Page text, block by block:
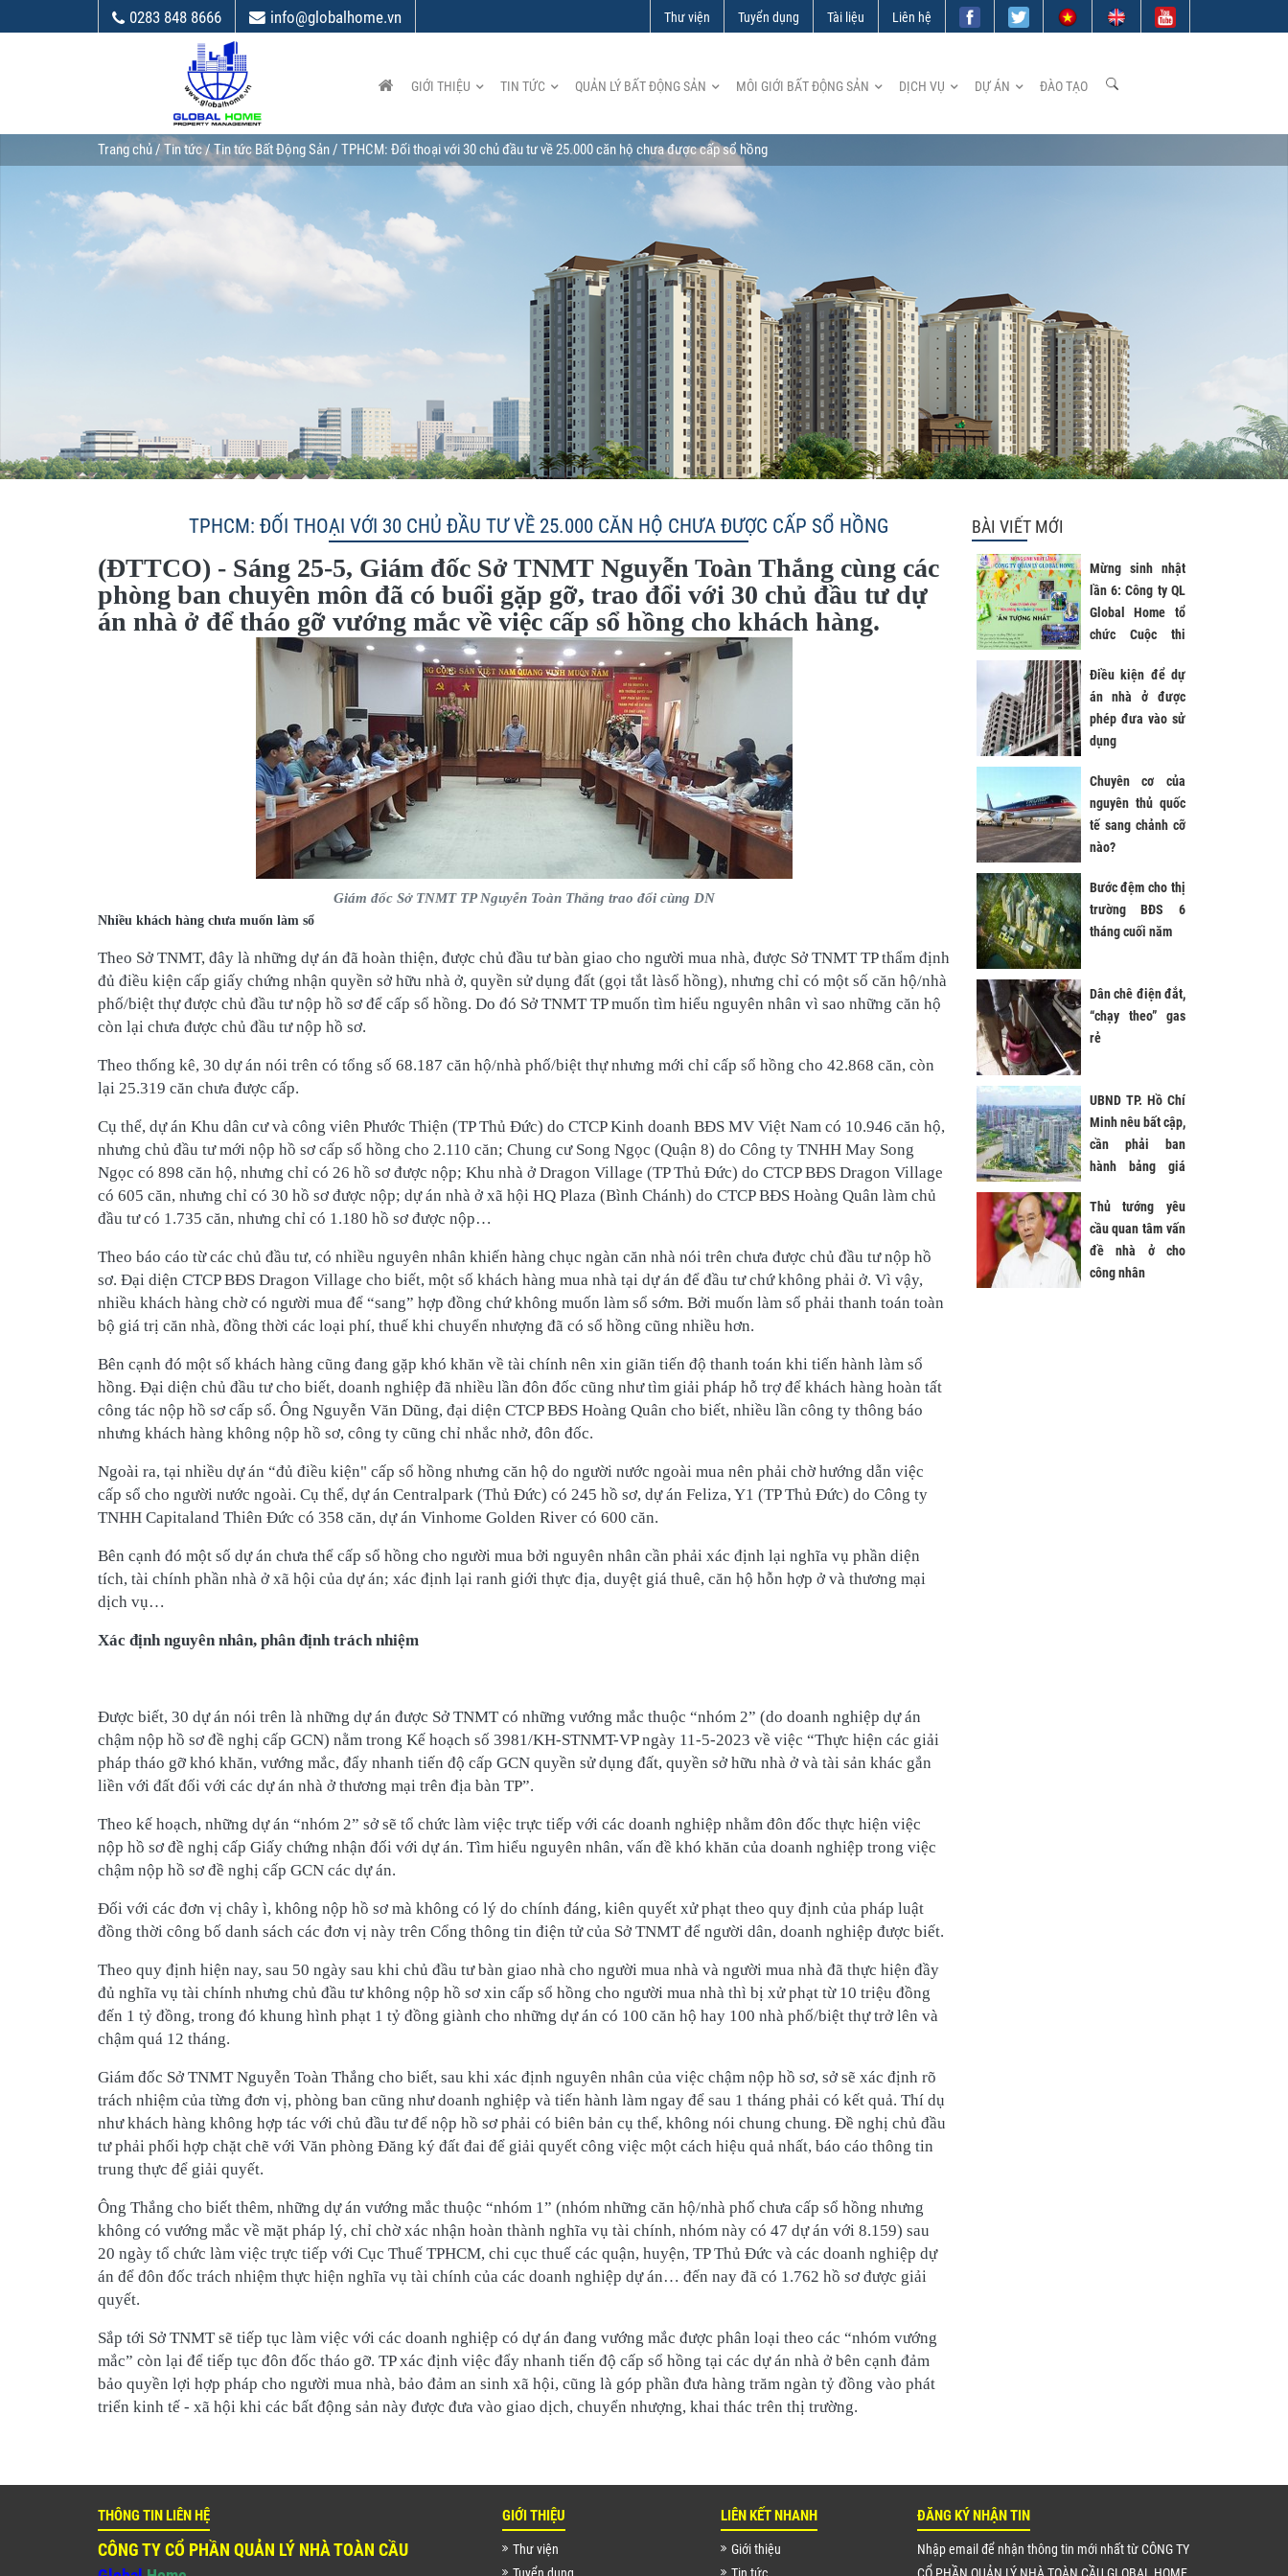
0283 848 8666 info@globalhome.vn Thư viện Tuyển dụng Tài liệu Liên hệ
GIỚI THIỆU TIN TỨC QUẢN LÝ BẤT ĐỘNG SẢN MÔI GIỚI BẤT ĐỘNG SẢN DỊCH VỤ DỰ ÁN ĐÀO TẠO
Trang chủ/ Tin tức/Tin tức Bất Động Sản/ TPHCM: Đối thoại với 30 chủ đầu tư về 25.000 căn hộ chưa được cấp sổ hồng
TPHCM: ĐỐI THOẠI VỚI 30 CHỦ ĐẦU TƯ VỀ 25.000 CĂN HỘ CHƯA ĐƯỢC CẤP SỔ HỒNG
(ĐTTCO) - Sáng 25-5, Giám đốc Sở TNMT Nguyễn Toàn Thắng cùng các
phòng ban chuyên môn đã có buổi gặp gỡ, trao đổi với 30 chủ đầu tư dự
án nhà ở để tháo gỡ vướng mắc về việc cấp sổ hồng cho khách hàng.
Giám đốc Sở TNMT TP Nguyễn Toàn Thắng trao đổi cùng DN
Nhiều khách hàng chưa muốn làm sổ
Theo Sở TNMT, đây là những dự án đã hoàn thiện, được chủ đầu tư bàn giao cho người mua nhà, được Sở TNMT TP thẩm định
đủ điều kiện cấp giấy chứng nhận quyền sở hữu nhà ở, quyền sử dụng đất (gọi tắt làsổ hồng), nhưng chỉ có một số căn hộ/nhà
phố/biệt thự được chủ đầu tư nộp hồ sơ để cấp sổ hồng. Do đó Sở TNMT TP muốn tìm hiểu nguyên nhân vì sao những căn hộ
còn lại chưa được chủ đầu tư nộp hồ sơ.
Theo thống kê, 30 dự án nói trên có tổng số 68.187 căn hộ/nhà phố/biệt thự nhưng mới chỉ cấp sổ hồng cho 42.868 căn, còn
lại 25.319 căn chưa được cấp.
Cụ thể, dự án Khu dân cư và công viên Phước Thiện (TP Thủ Đức) do CTCP Kinh doanh BĐS MV Việt Nam có 10.946 căn hộ,
nhưng chủ đầu tư mới nộp hồ sơ cấp sổ hồng cho 2.110 căn; Chung cư Song Ngọc (Quận 8) do Công ty TNHH May Song
Ngọc có 898 căn hộ, nhưng chỉ có 26 hồ sơ được nộp; Khu nhà ở Dragon Village (TP Thủ Đức) do CTCP BĐS Dragon Village
có 605 căn, nhưng chỉ có 30 hồ sơ được nộp; dự án nhà ở xã hội HQ Plaza (Bình Chánh) do CTCP BĐS Hoàng Quân làm chủ
đầu tư có 1.735 căn, nhưng chỉ có 1.180 hồ sơ được nộp…
Theo báo cáo từ các chủ đầu tư, có nhiều nguyên nhân khiến hàng chục ngàn căn nhà nói trên chưa được chủ đầu tư nộp hồ
sơ. Đại diện CTCP BĐS Dragon Village cho biết, một số khách hàng mua nhà tại dự án để đầu tư chứ không phải ở. Vì vậy,
nhiều khách hàng chờ có người mua để “sang” hợp đồng chứ không muốn làm sổ sớm. Bởi muốn làm sổ phải thanh toán toàn
bộ giá trị căn nhà, đồng thời các loại phí, thuế khi chuyển nhượng đã có sổ hồng cũng nhiều hơn.
Bên cạnh đó một số khách hàng cũng đang gặp khó khăn về tài chính nên xin giãn tiến độ thanh toán khi tiến hành làm sổ
hồng. Đại diện chủ đầu tư cho biết, doanh nghiệp đã nhiều lần đôn đốc cũng như tìm giải pháp hỗ trợ để khách hàng hoàn tất
công tác nộp hồ sơ cấp sổ. Ông Nguyễn Văn Dũng, đại diện CTCP BĐS Hoàng Quân cho biết, nhiều lần công ty thông báo
nhưng khách hàng không nộp hồ sơ, công ty cũng chỉ nhắc nhở, đôn đốc.
Ngoài ra, tại nhiều dự án “đủ điều kiện" cấp sổ hồng nhưng căn hộ do người nước ngoài mua nên phải chờ hướng dẫn việc
cấp sổ cho người nước ngoài. Cụ thể, dự án Centralpark (Thủ Đức) có 245 hồ sơ, dự án Feliza, Y1 (TP Thủ Đức) do Công ty
TNHH Capitaland Thiên Đức có 358 căn, dự án Vinhome Golden River có 600 căn.
Bên cạnh đó một số dự án chưa thể cấp sổ hồng cho người mua bởi nguyên nhân cần phải xác định lại nghĩa vụ phần diện
tích, tài chính phần nhà ở xã hội của dự án; xác định lại ranh giới thực địa, duyệt giá thuê, căn hộ hỗn hợp ở và thương mại
dịch vụ…
Xác định nguyên nhân, phân định trách nhiệm
Được biết, 30 dự án nói trên là những dự án được Sở TNMT có những vướng mắc thuộc “nhóm 2” (do doanh nghiệp dự án
chậm nộp hồ sơ đề nghị cấp GCN) nằm trong Kế hoạch số 3981/KH-STNMT-VP ngày 11-5-2023 về việc “Thực hiện các giải
pháp tháo gỡ khó khăn, vướng mắc, đẩy nhanh tiến độ cấp GCN quyền sử dụng đất, quyền sở hữu nhà ở và tài sản khác gắn
liền với đất đối với các dự án nhà ở thương mại trên địa bàn TP”.
Theo kế hoạch, những dự án “nhóm 2” sở sẽ tổ chức làm việc trực tiếp với các doanh nghiệp nhằm đôn đốc thực hiện việc
nộp hồ sơ đề nghị cấp Giấy chứng nhận đối với dự án. Tìm hiểu nguyên nhân, vấn đề khó khăn của doanh nghiệp trong việc
chậm nộp hồ sơ đề nghị cấp GCN các dự án.
Đối với các đơn vị chây ì, không nộp hồ sơ mà không có lý do chính đáng, kiên quyết xử phạt theo quy định của pháp luật
đồng thời công bố danh sách các đơn vị này trên Cổng thông tin điện tử của Sở TNMT để người dân, doanh nghiệp được biết.
Theo quy định hiện nay, sau 50 ngày sau khi chủ đầu tư bàn giao nhà cho người mua nhà và người mua nhà đã thực hiện đầy
đủ nghĩa vụ tài chính nhưng chủ đầu tư không nộp hồ sơ xin cấp sổ hồng cho người mua nhà thì bị xử phạt từ 10 triệu đồng
đến 1 tỷ đồng, trong đó khung hình phạt 1 tỷ đồng giành cho những dự án có 100 căn hộ hay 100 nhà phố/biệt thự trở lên và
chậm quá 12 tháng.
Giám đốc Sở TNMT Nguyễn Toàn Thắng cho biết, sau khi xác định nguyên nhân của việc chậm nộp hồ sơ, sở sẽ xác định rõ
trách nhiệm của từng đơn vị, phòng ban cũng như doanh nghiệp và tiến hành làm ngay để sau 1 tháng phải có kết quả. Thí dụ
như khách hàng không hợp tác với chủ đầu tư để nộp hồ sơ phải có biên bản cụ thể, không nói chung chung. Đề nghị chủ đầu
tư phải phối hợp chặt chẽ với Văn phòng Đăng ký đất đai để giải quyết công việc một cách hiệu quả nhất, báo cáo thông tin
trung thực để giải quyết.
Ông Thắng cho biết thêm, những dự án vướng mắc thuộc “nhóm 1” (nhóm những căn hộ/nhà phố chưa cấp sổ hồng nhưng
không có vướng mắc về mặt pháp lý, chỉ chờ xác nhận hoàn thành nghĩa vụ tài chính, nhóm này có 47 dự án với 8.159) sau
20 ngày tổ chức làm việc trực tiếp với Cục Thuế TPHCM, chi cục thuế các quận, huyện, TP Thủ Đức và các doanh nghiệp dự
án để đôn đốc trách nhiệm thực hiện nghĩa vụ tài chính của các doanh nghiệp dự án… đến nay đã có 1.762 hồ sơ được giải
quyết.
Sắp tới Sở TNMT sẽ tiếp tục làm việc với các doanh nghiệp có dự án đang vướng mắc được phân loại theo các “nhóm vướng
mắc” còn lại để tiếp tục đôn đốc tháo gỡ. TP xác định việc đẩy nhanh tiến độ cấp sổ hồng tại các dự án nhà ở bên cạnh đảm
bảo quyền lợi hợp pháp cho người mua nhà, bảo đảm an sinh xã hội, cũng là góp phần đưa hàng trăm ngàn tỷ đồng vào phát
triển kinh tế - xã hội khi các bất động sản này được đưa vào giao dịch, chuyển nhượng, khai thác trên thị trường.
BÀI VIẾT MỚI
Mừng sinh nhật
lần 6: Công ty QL
Global Home tổ
chức Cuộc thi
với chủ đề
"Global Home –
Đoàn Kết Cùng
Phát Triển"
Điều kiện để dự
án nhà ở được
phép đưa vào sử
dụng
Chuyên cơ của
nguyên thủ quốc
tế sang chảnh cỡ
nào?
Bước đệm cho thị
trường BĐS 6
tháng cuối năm
Dân chê điện đắt,
“chạy theo” gas
rẻ
UBND TP. Hồ Chí
Minh nêu bất cập,
cần phải ban
hành bảng giá
Thủ tướng yêu
cầu quan tâm vấn
đề nhà ở cho
công nhân
THÔNG TIN LIÊN HỆ
CÔNG TY CỔ PHẦN QUẢN LÝ NHÀ TOÀN CẦU
GIỚI THIỆU
Thư viện
LIÊN KẾT NHANH
Giới thiệu
ĐĂNG KÝ NHẬN TIN
Nhập email để nhận thông tin mới nhất từ CÔNG TY